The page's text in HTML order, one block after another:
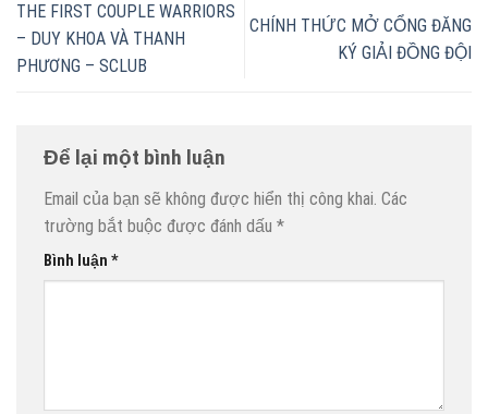
THE FIRST COUPLE WARRIORS
– DUY KHOA VÀ THANH
PHƯƠNG – SCLUB
CHÍNH THỨC MỞ CỔNG ĐĂNG
KÝ GIẢI ĐỒNG ĐỘI
Để lại một bình luận
Email của bạn sẽ không được hiển thị công khai. Các
trường bắt buộc được đánh dấu *
Bình luận *